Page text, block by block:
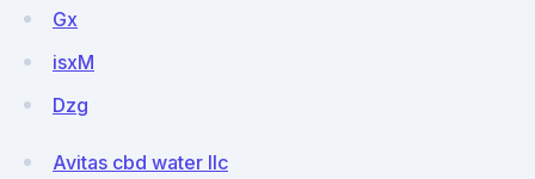
Gx
isxM
Dzg
Avitas cbd water llc